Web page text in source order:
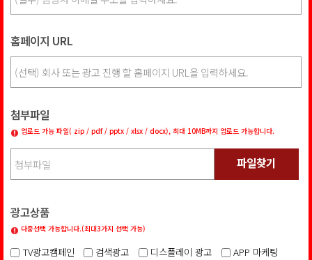
홈페이지 URL
첨부파일
업로드 가능 파일( zip / pdf / pptx / xlsx / docx), 최대 10MB까지 업로드 가능합니다.
파일찾기
광고상품
다중선택 가능합니다.(최대3가지 선택 가능)
TV광고캠페인 검색광고 디스플레이 광고
APP 마케팅